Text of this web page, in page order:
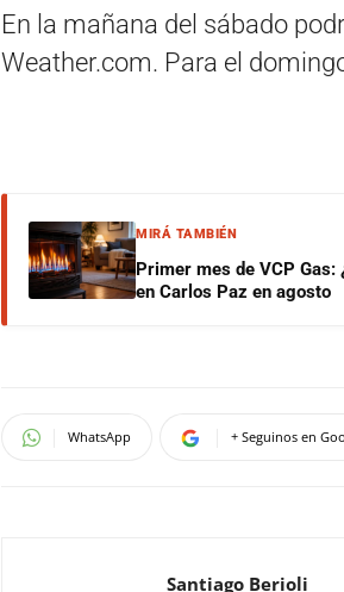
En la mañana del sábado
Weather.com. Para el
MIRÁ TAMBIÉN
Primer mes de VCP
en Carlos Paz en agosto
WhatsApp + Seguinos en
Santiago Berioli